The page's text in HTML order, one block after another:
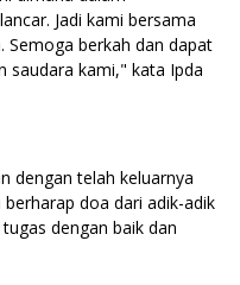
Jadi kami bersama
Semoga berkah dan dapat
saudara kami," kata Ipda
dengan telah keluarnya
doa dari adik-adik
dengan baik dan